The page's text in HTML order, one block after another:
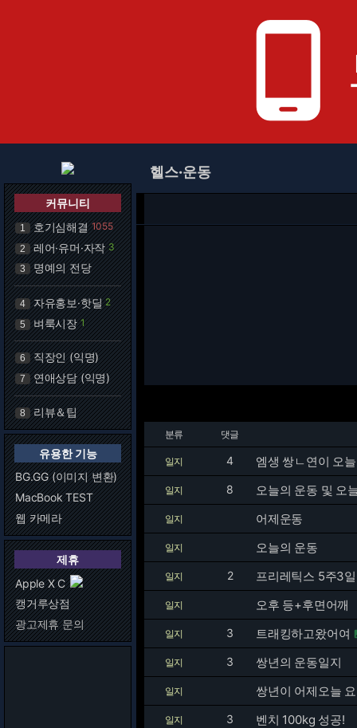
phone_android
커뮤니티
1 호기심해결 1055
2 레어·유머·자작 3
3 명예의 전당
4 자유홍보·핫딜 2
5 벼룩시장 1
6 직장인 (익명)
7 연애상담 (익명)
8 리뷰＆팁
유용한 기능
BG.GG (이미지 변환)
MacBook TEST
웹 카메라
제휴
Apple X C
캥거루상점
광고제휴 문의
헬스·운동
분류 댓글
일지 4 엠생 쌍ㄴ연이 오
일지 8 오늘의 운동 및 오
일지 어제운동
일지 오늘의 운동
일지 2 프리레틱스 5주3
일지 오후 등+후면어깨
일지 3 트래킹하고왔어여
일지 3 쌍년의 운동일지
일지 쌍년이 어제오늘
일지 3 벤치 100kg 성공!